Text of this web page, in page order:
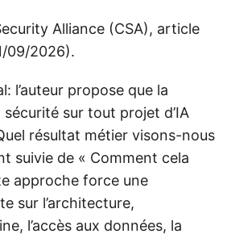
Alliance (CSA), article
09/2026).
l’auteur propose que la
sur tout projet d’IA
résultat métier visons-nous
suivie de « Comment cela
approche force une
sur l’architecture,
l’accès aux données, la